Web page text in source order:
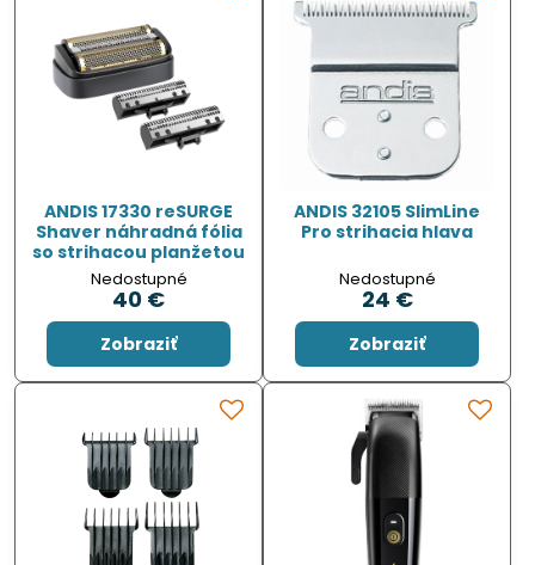
ANDIS 17330 reSURGE
Shaver náhradná fólia
so strihacou planžetou
Nedostupné
40 €
Zobraziť
ANDIS 32105 SlimLine
Pro strihacia hlava
Nedostupné
24 €
Zobraziť